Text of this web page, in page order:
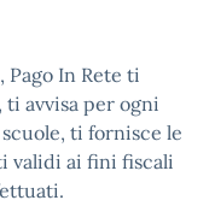
Pago In Rete ti
avvisa per ogni
ti fornisce le
validi ai fini fiscali